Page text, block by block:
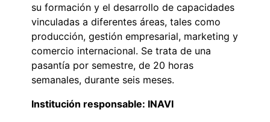
su formación y el desarrollo de capacidades
vinculadas a diferentes áreas, tales como
producción, gestión empresarial, marketing y
comercio internacional. Se trata de una
pasantía por semestre, de 20 horas
semanales, durante seis meses.
Institución responsable: INAVI